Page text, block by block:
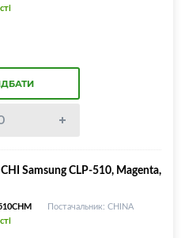
Samsung CLP-510, Magenta,
Постачальник: CHINA